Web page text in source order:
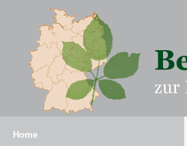
Home